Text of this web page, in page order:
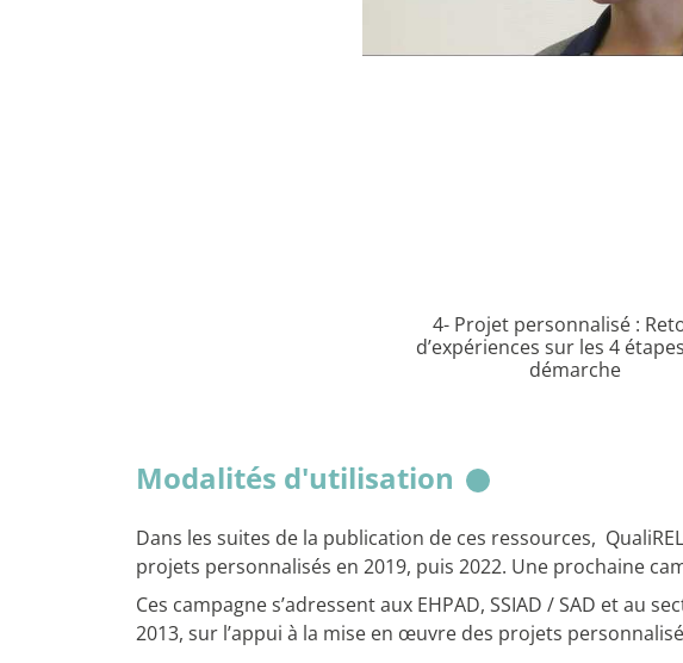
4- Projet personnalisé :
d’expériences sur les 4
démarche
Modalités d'utilisation
Dans les suites de la publication de ces ressources,
projets personnalisés en 2019, puis 2022. Une prochaine
Ces campagne s’adressent aux EHPAD, SSIAD / SAD et au
2013, sur l’appui à la mise en œuvre des projets